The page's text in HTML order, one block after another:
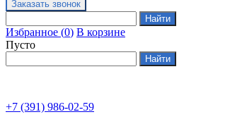
Избранное (0) В корзине
Пусто
+7 (391) 986-02-59